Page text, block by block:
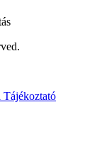
Tájékoztató